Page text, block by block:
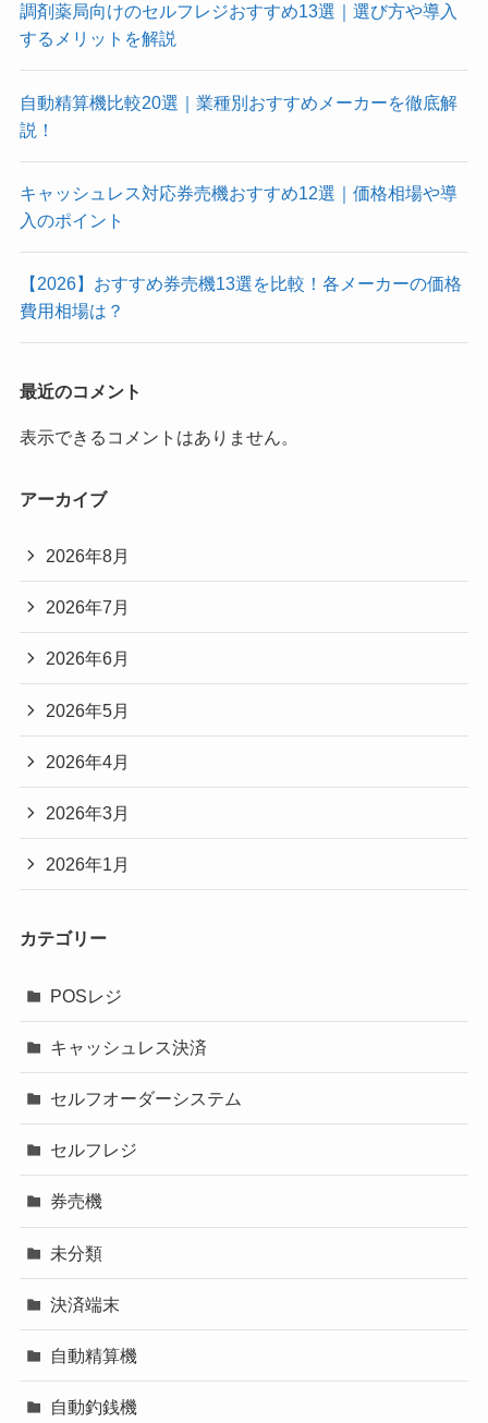
調剤薬局向けのセルフレジおすすめ13選｜選び方や導入
するメリットを解説
自動精算機比較20選｜業種別おすすめメーカーを徹底解
説！
キャッシュレス対応券売機おすすめ12選｜価格相場や導
入のポイント
【2026】おすすめ券売機13選を比較！各メーカーの価格
費用相場は？
最近のコメント
表示できるコメントはありません。
アーカイブ
2026年8月
2026年7月
2026年6月
2026年5月
2026年4月
2026年3月
2026年1月
カテゴリー
POSレジ
キャッシュレス決済
セルフオーダーシステム
セルフレジ
券売機
未分類
決済端末
自動精算機
自動釣銭機